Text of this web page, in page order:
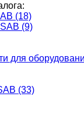
(18)
(9)
для
(33)